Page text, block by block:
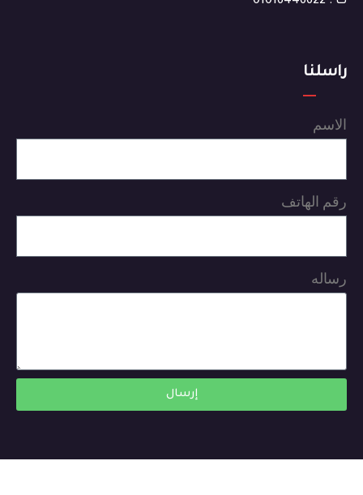
راسلنا
الاسم
رقم الهاتف
رساله
إرسال